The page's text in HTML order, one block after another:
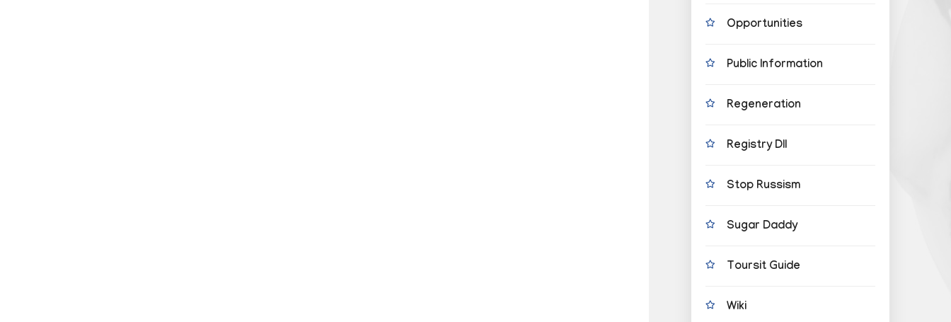
Opportunities
Public Information
Regeneration
Registry Dll
Stop Russism
Sugar Daddy
Toursit Guide
Wiki